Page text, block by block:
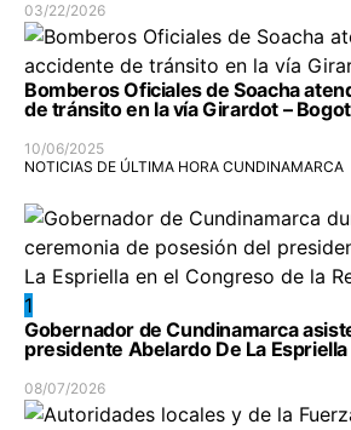
03/22/2026
Bomberos Oficiales de Soacha
de tránsito en la vía Girardot –
10/06/2025
NOTICIAS DE ÚLTIMA HORA CUNDINAMARCA
1
Gobernador de Cundinamarca
presidente Abelardo De La Espriella
08/07/2026